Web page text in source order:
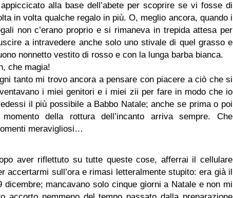
alla base dell’abete per scoprire se vi fosse di
in volta qualche regalo in più. O, meglio ancora, quando i
non c’erano proprio e si rimaneva in trepida attesa per
a intravedere anche solo uno stivale di quel grasso e
nonnetto vestito di rosso e con la lunga barba bianca.
che magia!
tanto mi trovo ancora a pensare con piacere a ciò che si
i miei genitori e i miei zii per fare in modo che io
il più possibile a Babbo Natale; anche se prima o poi
della rottura dell’incanto arriva sempre. Che
meravigliosi…
aver riflettuto su tutte queste cose, afferrai il cellulare
accertarmi sull’ora e rimasi letteralmente stupito: era già il
dicembre; mancavano solo cinque giorni a Natale e non mi